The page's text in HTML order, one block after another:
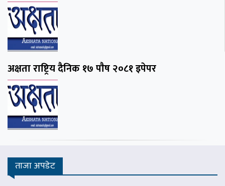
अक्षता राष्ट्रिय दैनिक १७ पाैष २०८१ इपेपर
ताजा अपडेट